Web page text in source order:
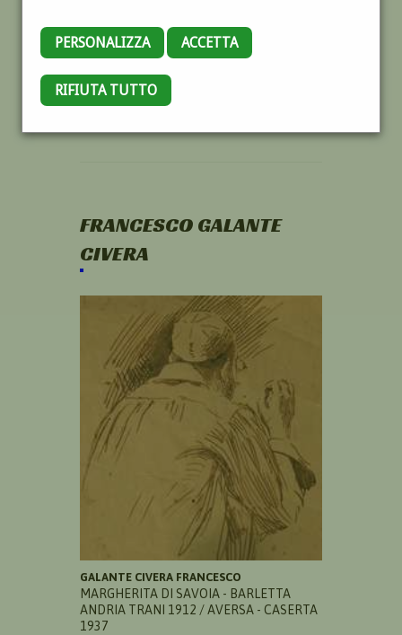
PERSONALIZZA ACCETTA
RIFIUTA TUTTO
FRANCESCO GALANTE
CIVERA
GALANTE CIVERA FRANCESCO
MARGHERITA DI SAVOIA - BARLETTA
ANDRIA TRANI 1912 / AVERSA - CASERTA
1937